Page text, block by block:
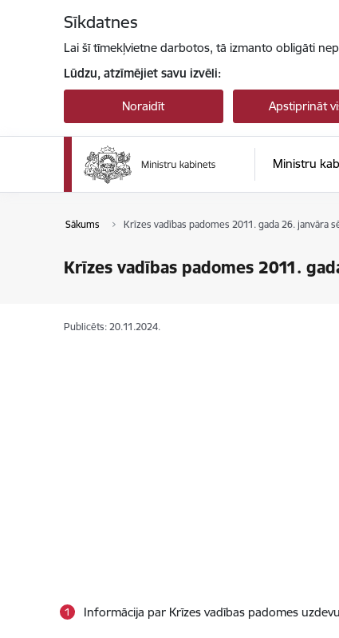
Sīkdatnes
Lai šī tīmekļvietne darbotos, tā izmanto obligāti
Lūdzu, atzīmējiet savu izvēli:
Noraidīt Apstiprināt
Ministru
Sākums Krīzes vadības padomes 2011. gada 26. janvāra
Krīzes vadības padomes 2011.
Publicēts: 20.11.2024.
Informācija par Krīzes vadības padomes